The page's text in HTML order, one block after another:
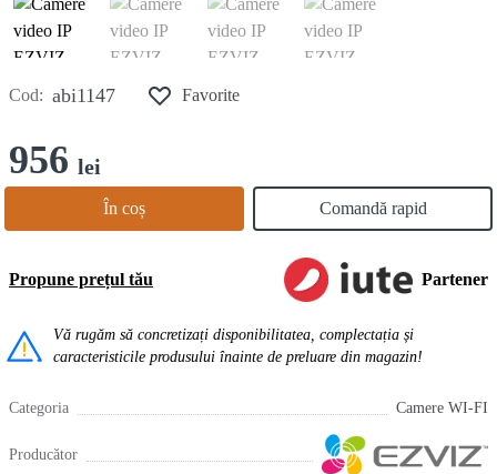
Cod: abi1147 Favorite
956 lei
În coș Comandă rapid
Propune prețul tău Partener
Vă rugăm să concretizați disponibilitatea, complectația și
caracteristicile produsului înainte de preluare din magazin!
Categoria Camere WI-FI
Producător